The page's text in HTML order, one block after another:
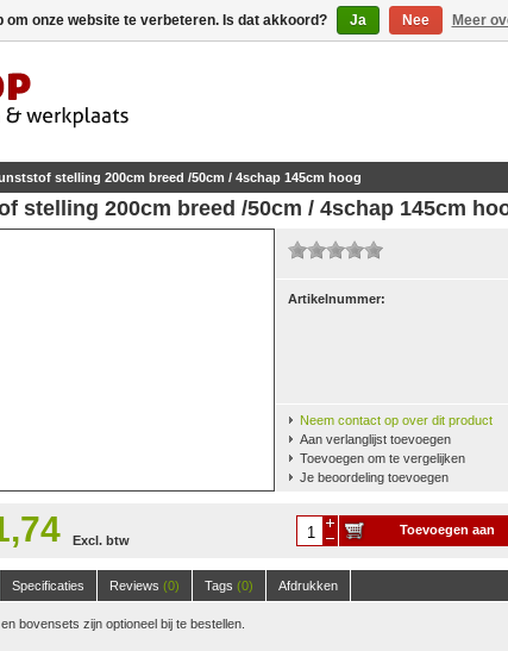
stelling 200cm breed /50cm / 4schap 145cm hoog
stelling 200cm breed /50cm / 4schap 145cm
Artikelnummer:
Neem contact op over dit product
Aan verlanglijst toevoegen
Toevoegen om te vergelijken
Je beoordeling toevoegen
Excl. btw
Toevoegen aan
Specificaties Reviews (0) Tags (0) Afdrukken
bovensets zijn optioneel bij te bestellen.
om onze website te verbeteren. Is dat akkoord? Ja Nee Meer